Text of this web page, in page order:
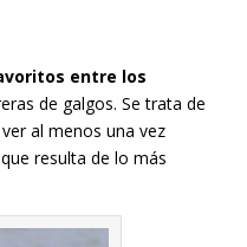
en
y trabajan en
entre los
de galgos. Se trata de
al menos una vez
resulta de lo más